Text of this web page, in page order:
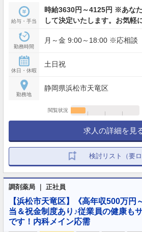
給与・手当
時給3630円～4125円 ※あな
して決定いたします。お気軽
勤務時間
月～金 9:00～18:00 ※応相談
休日・休暇
土日祝
勤務地
静岡県浜松市天竜区
閲覧状況
求人の詳細を見
検討リスト（要ロ
調剤薬局 ｜ 正社員
【浜松市天竜区】《高年収500万
当＆祝金制度あり♪従業員の健康も
です！内科メイン応需